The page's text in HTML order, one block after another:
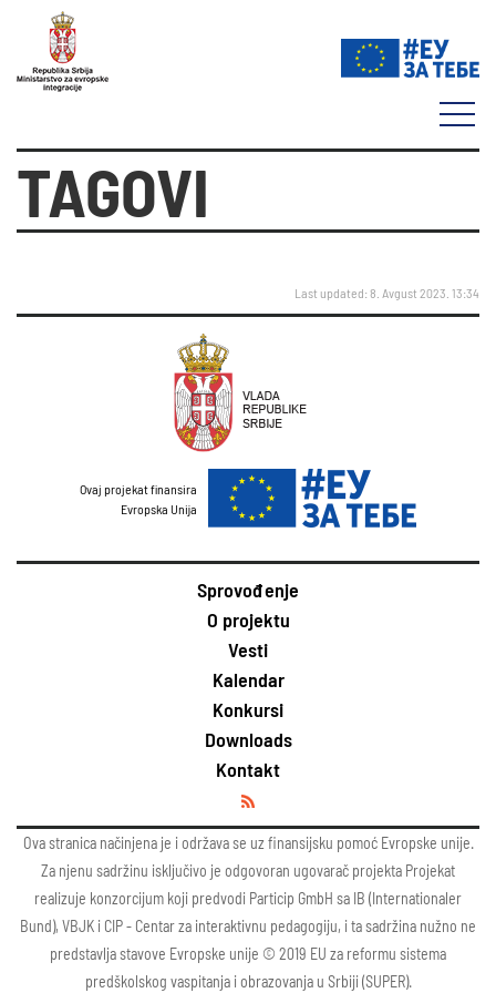
TAGOVI
Last updated: 8. Avgust 2023. 13:34
Ovaj projekat finansira
Evropska Unija
Sprovođenje
O projektu
Vesti
Kalendar
Konkursi
Downloads
Kontakt
Ova stranica načinjena je i održava se uz finansijsku pomoć Evropske unije.
Za njenu sadržinu isključivo je odgovoran ugovarač projekta Projekat
realizuje konzorcijum koji predvodi Particip GmbH sa IB (Internationaler
Bund), VBJK i CIP - Centar za interaktivnu pedagogiju, i ta sadržina nužno ne
predstavlja stavove Evropske unije © 2019 EU za reformu sistema
predškolskog vaspitanja i obrazovanja u Srbiji (SUPER).